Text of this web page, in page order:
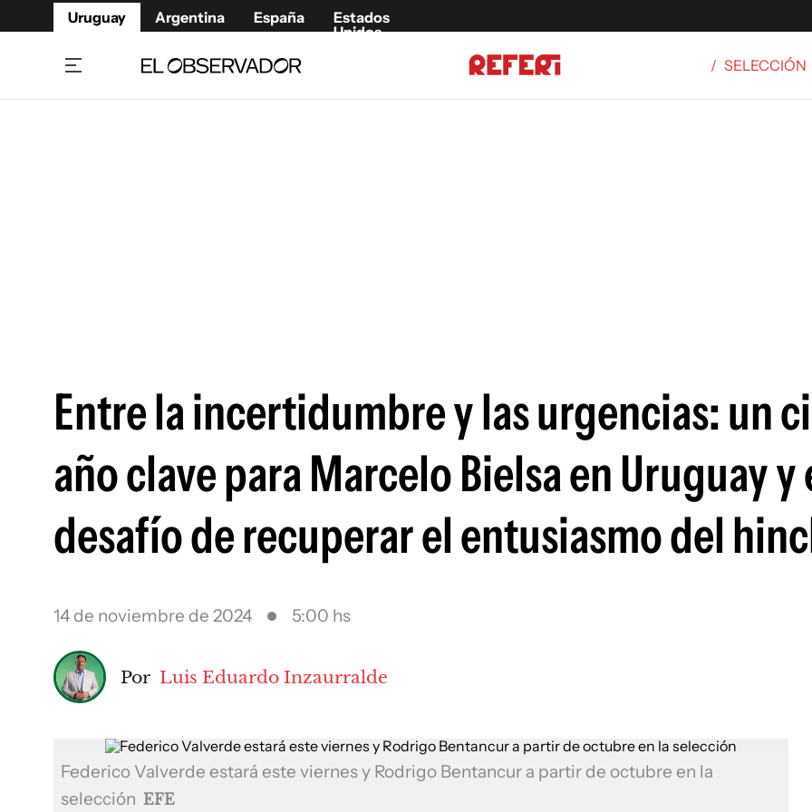
Uruguay Argentina España
Estados
Unidos
/ SELECCIÓN
Entre la incertidumbre y las urgencias: un
año clave para Marcelo Bielsa en Uruguay y
desafío de recuperar el entusiasmo del
14 de noviembre de 2024 5:00 hs
Por Luis Eduardo Inzaurralde
Federico Valverde estará este viernes y Rodrigo Bentancur a partir de octubre en la
selección EFE